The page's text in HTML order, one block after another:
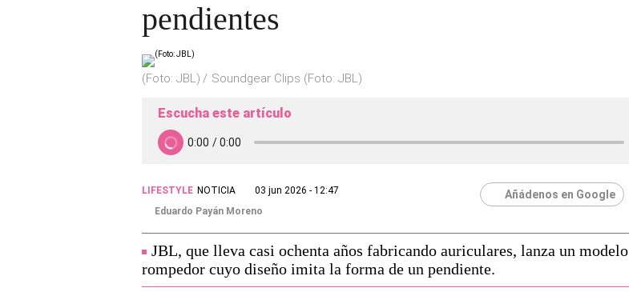
pendientes
(Foto: JBL) Soundgear Clips (Foto: JBL)
Escucha este artículo
LIFESTYLE NOTICIA
03 jun 2026 - 12:47
Eduardo Payán Moreno
Añádenos en Google
JBL, que lleva casi ochenta años fabricando auriculares, lanza un modelo
rompedor cuyo diseño imita la forma de un pendiente.